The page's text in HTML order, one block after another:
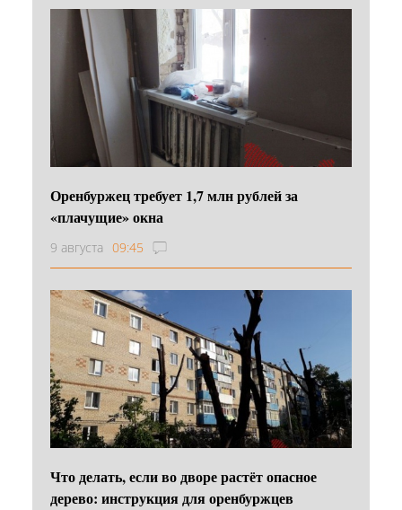
Оренбуржец требует 1,7 млн рублей за
«плачущие» окна
9 августа 09:45
Что делать, если во дворе растёт опасное
дерево: инструкция для оренбуржцев